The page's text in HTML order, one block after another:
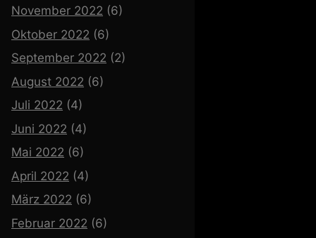
November 2022 (6)
Oktober 2022 (6)
September 2022 (2)
August 2022 (6)
Juli 2022 (4)
Juni 2022 (4)
Mai 2022 (6)
April 2022 (4)
März 2022 (6)
Februar 2022 (6)